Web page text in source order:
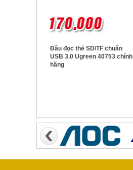
Đầu đọc thẻ SD/TF chuẩn
USB 3.0 Ugreen 40753 chính
hãng